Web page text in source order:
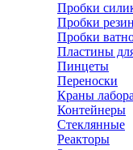
Пробки
Пробки
Пробки
Пластины
Пинцеты
Переноски
Краны
Контейнеры
Стеклянные
Реакторы